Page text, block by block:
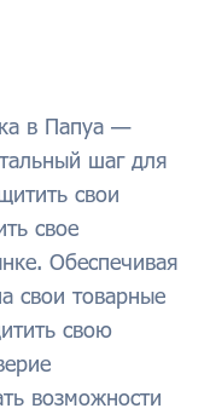
в Папуа —
шаг для
свои
свое
Обеспечивая
свои товарные
свою
возможности